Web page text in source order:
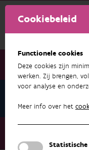
Cookiebeleid
Functionele cookies
Deze cookies zijn
werken. Zij brengen,
voor analyse en
Meer info over het
Statistische
Nieuwsbrief
Landschappen lijken